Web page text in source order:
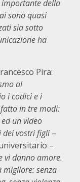
importante della
sono quasi
sia sotto
ha
Pira:
al
i codici e i
in tre modi:
un video
dei vostri figli –
–
vi danno amore.
migliore: senza